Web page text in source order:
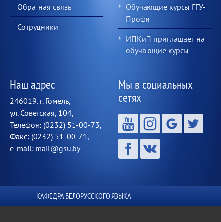
Обратная связь
Сотрудники
Обучающие курсы ГГУ-
Профи
ИПКиП приглашает на
обучающие курсы
Наш адрес
246019, г. Гомель,
ул. Советская, 104,
Телефон: (0232) 51-00-73,
Факс: (0232) 51-00-71,
e-mail: mail@gsu.by
Мы в социальных
сетях
КАФЕДРА БЕЛОРУССКОГО ЯЗЫКА